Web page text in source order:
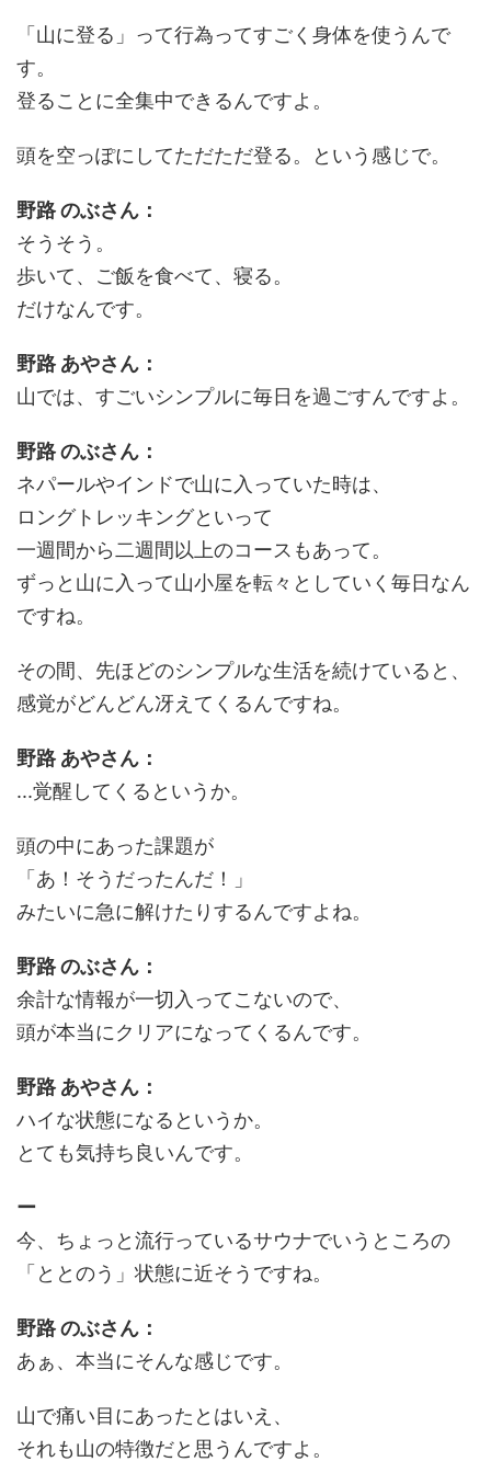
「山に登る」って行為ってすごく身体を使うんで
す。
登ることに全集中できるんですよ。
頭を空っぽにしてただただ登る。という感じで。
野路 のぶさん：
そうそう。
歩いて、ご飯を食べて、寝る。
だけなんです。
野路 あやさん：
山では、すごいシンプルに毎日を過ごすんですよ。
野路 のぶさん：
ネパールやインドで山に入っていた時は、
ロングトレッキングといって
一週間から二週間以上のコースもあって。
ずっと山に入って山小屋を転々としていく毎日なん
ですね。
その間、先ほどのシンプルな生活を続けていると、
感覚がどんどん冴えてくるんですね。
野路 あやさん：
...覚醒してくるというか。
頭の中にあった課題が
「あ！そうだったんだ！」
みたいに急に解けたりするんですよね。
野路 のぶさん：
余計な情報が一切入ってこないので、
頭が本当にクリアになってくるんです。
野路 あやさん：
ハイな状態になるというか。
とても気持ち良いんです。
ー
今、ちょっと流行っているサウナでいうところの
「ととのう」状態に近そうですね。
野路 のぶさん：
あぁ、本当にそんな感じです。
山で痛い目にあったとはいえ、
それも山の特徴だと思うんですよ。